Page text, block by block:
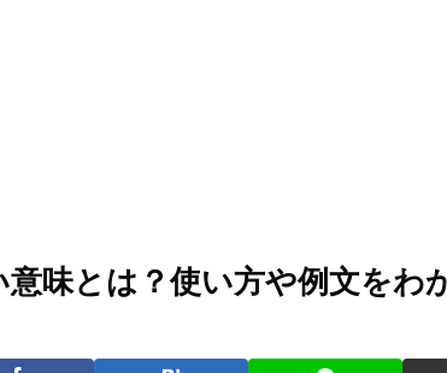
意味とは？使い方や例文をわ